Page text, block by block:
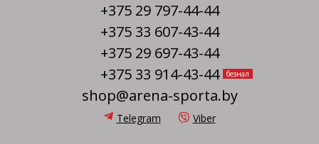
+375 29 797-44-44
+375 33 607-43-44
+375 29 697-43-44
+375 33 914-43-44
безнал
shop@arena-sporta.by
Telegram Viber